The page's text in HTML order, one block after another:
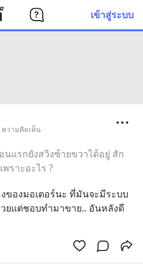
เข้าสู่ระบบ
ความคิดเห็น
แรกยังสวิงซ้ายขวาได้อยู่ สัก
ราะอะไร ?
ของมอเตอร์นะ ที่มันจะมีระบบ
ยแต่ชอบทำมาขาย.. อันหลังดี